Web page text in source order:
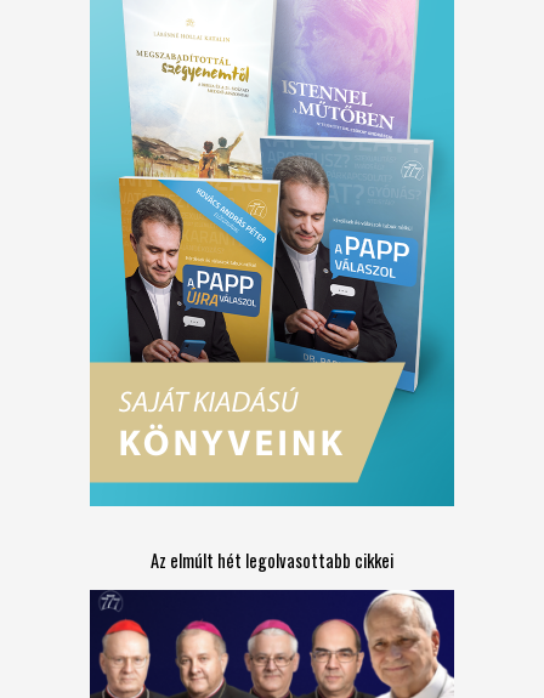
Az elmúlt hét legolvasottabb cikkei